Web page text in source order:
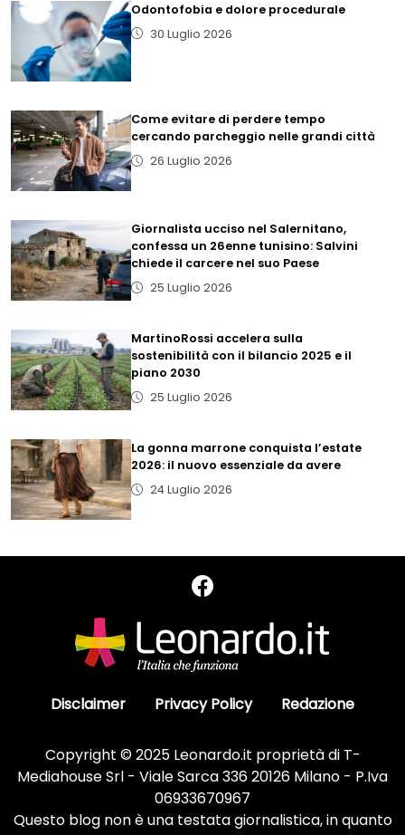
Odontofobia e dolore procedurale
30 Luglio 2026
Come evitare di perdere tempo
cercando parcheggio nelle grandi città
26 Luglio 2026
Giornalista ucciso nel Salernitano,
confessa un 26enne tunisino: Salvini
chiede il carcere nel suo Paese
25 Luglio 2026
MartinoRossi accelera sulla
sostenibilità con il bilancio 2025 e il
piano 2030
25 Luglio 2026
La gonna marrone conquista l’estate
2026: il nuovo essenziale da avere
24 Luglio 2026
Disclaimer Privacy Policy Redazione
Copyright © 2025 Leonardo.it proprietà di T-
Mediahouse Srl - Viale Sarca 336 20126 Milano - P.Iva
06933670967
Questo blog non è una testata giornalistica, in quanto